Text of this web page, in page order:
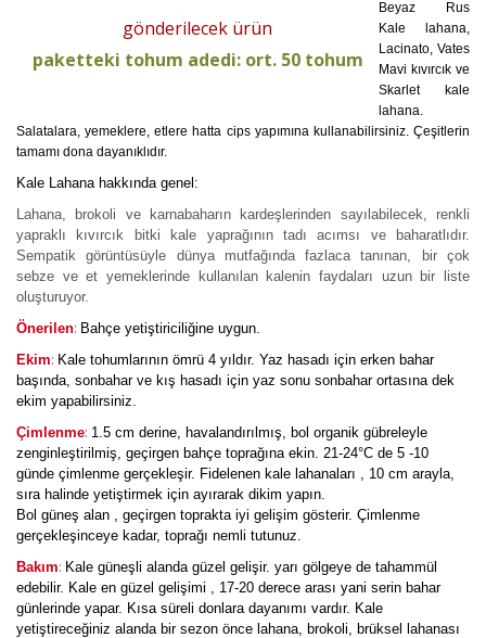
gönderilecek ürün
paketteki tohum adedi: ort. 50 tohum
Beyaz Rus
Kale lahana,
Lacinato, Vates
Mavi kıvırcık ve
Skarlet kale
lahana.
Salatalara, yemeklere, etlere hatta cips yapımına kullanabilirsiniz. Çeşitlerin
tamamı dona dayanıklıdır.
Kale Lahana hakkında genel:
Lahana, brokoli ve karnabaharın kardeşlerinden sayılabilecek, renkli
yapraklı kıvırcık bitki kale yaprağının tadı acımsı ve baharatlıdır.
Sempatik görüntüsüyle dünya mutfağında fazlaca tanınan, bir çok
sebze ve et yemeklerinde kullanılan kalenin faydaları uzun bir liste
oluşturuyor.
Önerilen: Bahçe yetiştiriciliğine uygun.
Ekim: Kale tohumlarının ömrü 4 yıldır. Yaz hasadı için erken bahar
başında, sonbahar ve kış hasadı için yaz sonu sonbahar ortasına dek
ekim yapabilirsiniz.
Çimlenme: 1.5 cm derine, havalandırılmış, bol organik gübreleyle
zenginleştirilmiş, geçirgen bahçe toprağına ekin. 21-24°C de 5 -10
günde çimlenme gerçekleşir. Fidelenen kale lahanaları , 10 cm arayla,
sıra halinde yetiştirmek için ayırarak dikim yapın.
Bol güneş alan , geçirgen toprakta iyi gelişim gösterir. Çimlenme
gerçekleşinceye kadar, toprağı nemli tutunuz.
Bakım: Kale güneşli alanda güzel gelişir. yarı gölgeye de tahammül
edebilir. Kale en güzel gelişimi , 17-20 derece arası yani serin bahar
günlerinde yapar. Kısa süreli donlara dayanımı vardır. Kale
yetiştireceğiniz alanda bir sezon önce lahana, brokoli, brüksel lahanası